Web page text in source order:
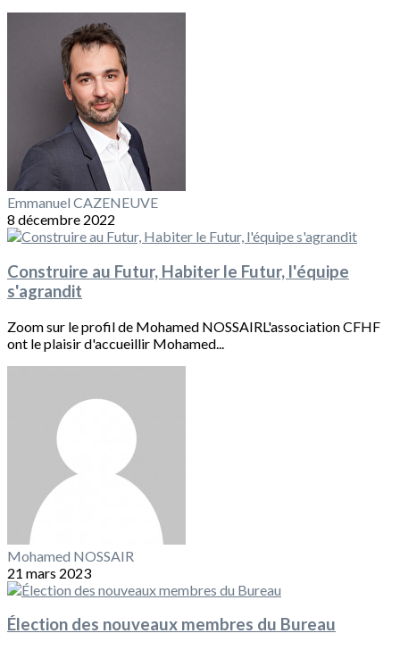
Emmanuel CAZENEUVE
8 décembre 2022
Construire au Futur, Habiter le Futur, l'équipe
s'agrandit
Zoom sur le profil de Mohamed NOSSAIRL'association CFHF
ont le plaisir d'accueillir Mohamed...
Mohamed NOSSAIR
21 mars 2023
Élection des nouveaux membres du Bureau